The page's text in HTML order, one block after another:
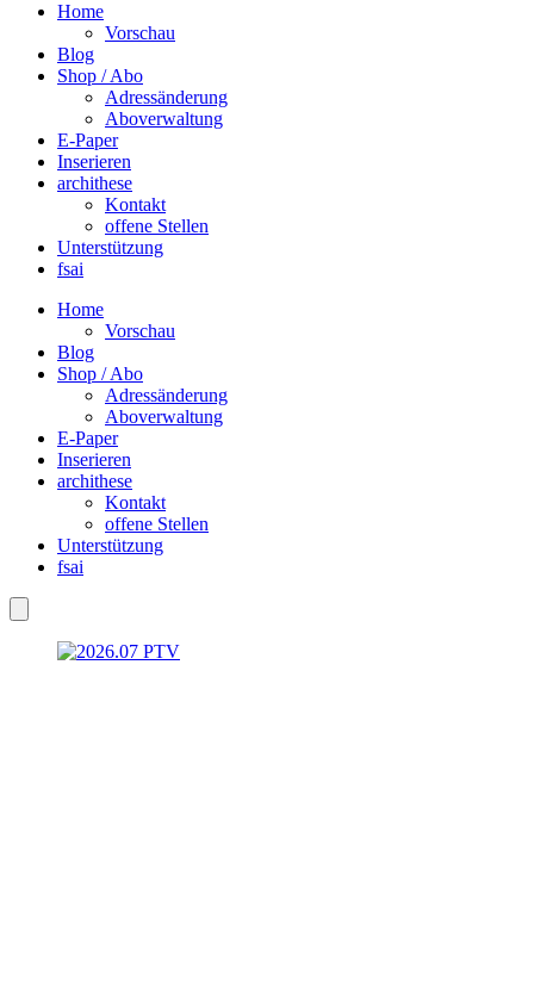
Home
Vorschau
Blog
Shop / Abo
Adressänderung
Aboverwaltung
E-Paper
Inserieren
archithese
Kontakt
offene Stellen
Unterstützung
fsai
Home
Vorschau
Blog
Shop / Abo
Adressänderung
Aboverwaltung
E-Paper
Inserieren
archithese
Kontakt
offene Stellen
Unterstützung
fsai